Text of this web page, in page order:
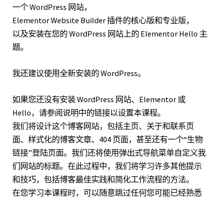
一个 WordPress 网站，
Elementor Website Builder 插件的核心版和专业版，
以及安装在您的 WordPress 网站上的 Elementor Hello 主
题。
我还建议使用全新安装的 WordPress。
如果您还没有安装 WordPress 网站、Elementor 或
Hello，请参阅说明中的链接以设置本课程。
我们将设计这个博客网站，包括主页、关于和联系页
面、样式化的博客文章、404 页面，甚至还有一个“生物
链接”登陆页面。我们还将使用弹出式导航菜单自定义我
们网站的标题。在此过程中，我们将学习许多其他提示
和技巧，包括博客最佳实践和简化工作流程的方法。
在您学习本课程时，可以随意跳过任何您可能已经熟悉